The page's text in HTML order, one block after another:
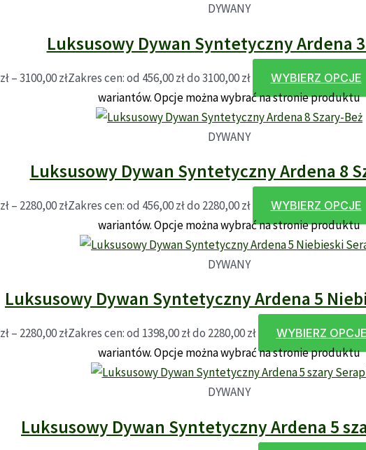
DYWANY
Luksusowy Dywan Syntetyczny Ardena
zł –3100,00złZakres cen: od 456,00 zł do 3100,00 zł WYBIERZ OPCJE
wariantów. Opcje można wybrać na stronie produktu
DYWANY
Luksusowy Dywan Syntetyczny Ardena 8
zł – 2280,00złZakres cen: od 456,00 zł do 2280,00 zł WYBIERZ OPCJE
wariantów. Opcje można wybrać na stronie produktu
DYWANY
Luksusowy Dywan Syntetyczny Ardena 5
zł – 2280,00złZakres cen: od 1398,00 zł do 2280,00 zł WYBIERZ OPCJE
wariantów. Opcje można wybrać na stronie produktu
DYWANY
Luksusowy Dywan Syntetyczny Ardena 5